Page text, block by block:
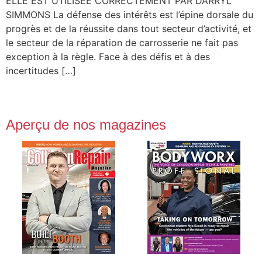
SIMMONS La défense des intérêts est l’épine dorsale du
progrès et de la réussite dans tout secteur d’activité, et
le secteur de la réparation de carrosserie ne fait pas
exception à la règle. Face à des défis et à des
incertitudes […]
Aperçu de nos magazines